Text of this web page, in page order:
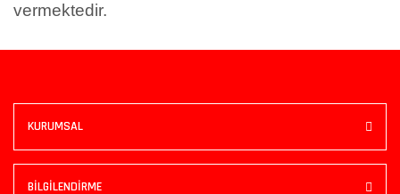
vermektedir.
KURUMSAL
BİLGİLENDİRME